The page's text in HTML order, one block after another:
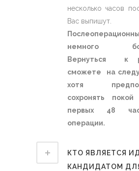
несколько часов
Вас выпишут.
немного
Вернуться к
сможете на
хотя
сохронять
первых 48
операции.
КТО ЯВЛЯЕТСЯ
КАНДИДАТОМ